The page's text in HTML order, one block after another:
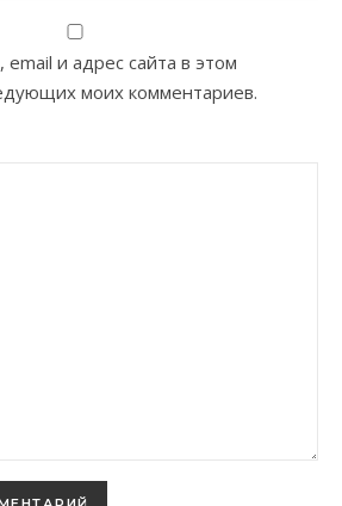
и адрес сайта в этом
моих комментариев.